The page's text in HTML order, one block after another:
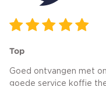
Top
Goed ontvangen met
goede service koffie